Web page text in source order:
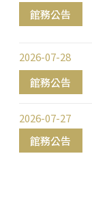
館務公告
館務公告
2026-07-28
館務公告
2026-07-27